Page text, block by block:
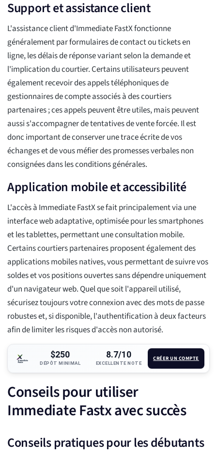
Support et assistance client
L'assistance client d'Immediate FastX fonctionne
généralement par formulaires de contact ou tickets en
ligne, les délais de réponse variant selon la demande et
l'implication du courtier. Certains utilisateurs peuvent
également recevoir des appels téléphoniques de
gestionnaires de compte associés à des courtiers
partenaires ; ces appels peuvent être utiles, mais peuvent
aussi s'accompagner de tentatives de vente forcée. Il est
donc important de conserver une trace écrite de vos
échanges et de vous méfier des promesses verbales non
consignées dans les conditions générales.
Application mobile et accessibilité
L'accès à Immediate FastX se fait principalement via une
interface web adaptative, optimisée pour les smartphones
et les tablettes, permettant une consultation mobile.
Certains courtiers partenaires proposent également des
applications mobiles natives, vous permettant de suivre vos
soldes et vos positions ouvertes sans dépendre uniquement
d'un navigateur web. Quel que soit l'appareil utilisé,
sécurisez toujours votre connexion avec des mots de passe
robustes et, si disponible, l'authentification à deux facteurs
afin de limiter les risques d'accès non autorisé.
$250
DÉPÔT MINIMAL
8.7/10
EXCELLENTE NOTE
CRÉER UN COMPTE
Conseils pour utiliser
Immediate Fastx avec succès
Conseils pratiques pour les débutants